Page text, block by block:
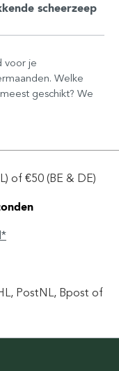
scheerzeep
voor je
Welke
geschikt? We
of €50 (BE & DE)
PostNL, Bpost of